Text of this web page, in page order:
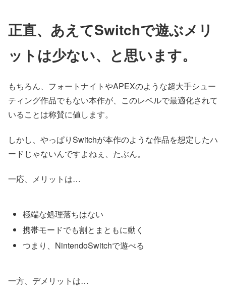
正直、 あえてSwitchで遊ぶメリ
ットは少ない、と思います。
もちろん、フォートナイトやAPEXのような超大手シュー
ティング作品でもない本作が、このレベルで最適化されて
いることは称賛に値します。
しかし、やっぱりSwitchが本作のような作品を想定したハ
ードじゃないんですよねぇ、たぶん。
一応、メリットは…
極端な処理落ちはない
携帯モードでも割とまともに動く
つまり、NintendoSwitchで遊べる
一方、デメリットは…